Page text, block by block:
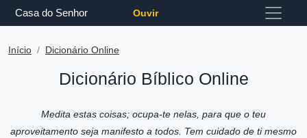
Casa do Senhor Ouvir
Início Dicionário Online
Dicionário Bíblico Online
Medita estas coisas; ocupa-te nelas, para que o teu
aproveitamento seja manifesto a todos. Tem cuidado de ti mesmo